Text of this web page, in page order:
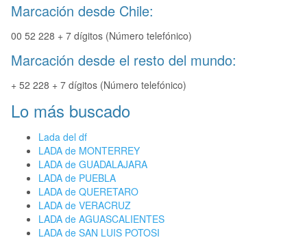
Marcación desde Chile:
00 52 228 + 7 dígitos (Número telefónico)
Marcación desde el resto del mundo:
+ 52 228 + 7 dígitos (Número telefónico)
Lo más buscado
Lada del df
LADA de MONTERREY
LADA de GUADALAJARA
LADA de PUEBLA
LADA de QUERETARO
LADA de VERACRUZ
LADA de AGUASCALIENTES
LADA de SAN LUIS POTOSI